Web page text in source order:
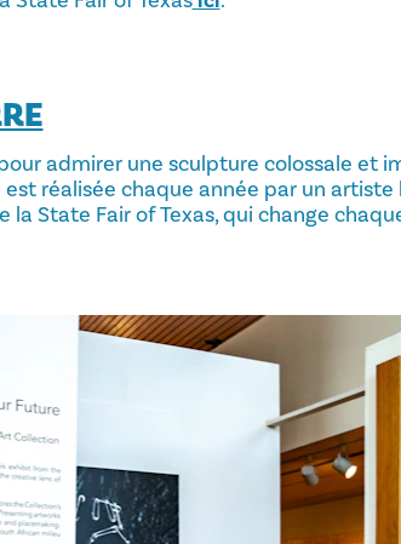
admirer une sculpture colossale et
réalisée chaque année par un artiste
State Fair of Texas, qui change